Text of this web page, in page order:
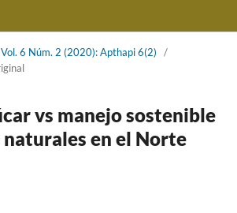
Vol. 6 Núm. 2 (2020): Apthapi 6(2)
/
vs manejo sostenible
naturales en el Norte